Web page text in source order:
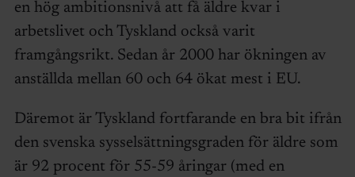
en hög ambitionsnivå att få äldre kvar i
arbetslivet och Tyskland också varit
framgångsrikt. Sedan år 2000 har ökningen av
anställda mellan 60 och 64 ökat mest i EU.
Däremot är Tyskland fortfarande en bra bit ifrån
den svenska sysselsättningsgraden för äldre som
är 92 procent för 55-59 åringar (med en